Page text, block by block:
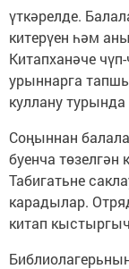
үткәрелде.
китерүен һәм
Китапханәче
урыннарга
куллану
Соңыннан
буенча
Табигатьне
карадылар.
китап